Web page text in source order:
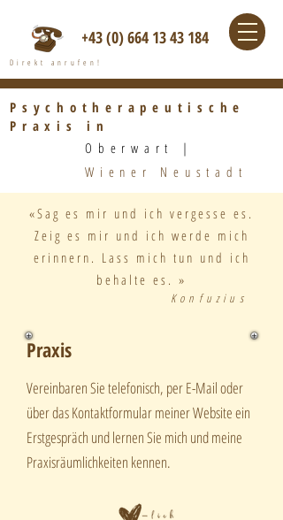
Wiener Neustadt
Oberwart |​
Psychotherapeutische
Praxis in
Direkt anrufen!
+43 (0) 664 13 43 184
­«Sag es mir und ich vergesse es.
Zeig es mir und ich werde mich
erinnern. Lass mich tun und ich
behalte es. »
Konfuzius
Praxis
Vereinbaren Sie telefonisch, per E-Mail oder
über das Kontaktformular meiner Website ein
Erstgespräch und lernen Sie mich und meine
Praxisräumlichkeiten kennen.